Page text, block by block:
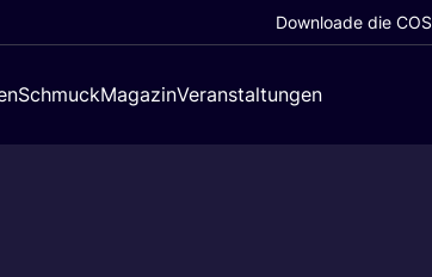
Downloade die
SchmuckMagazinVeranstaltungen